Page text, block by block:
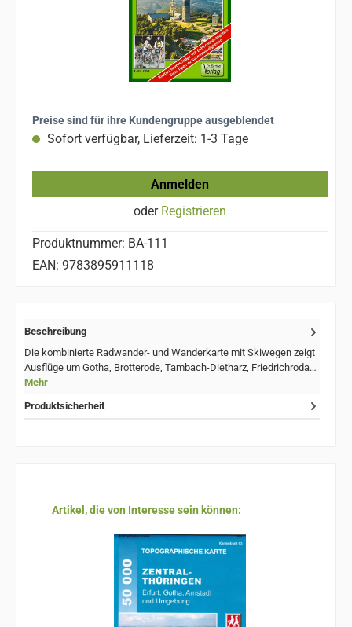
Preise sind für ihre Kundengruppe ausgeblendet
Sofort verfügbar, Lieferzeit: 1-3 Tage
Anmelden
oder Registrieren
Produktnummer: BA-111
EAN: 9783895911118
Beschreibung
Die kombinierte Radwander- und Wanderkarte mit Skiwegen zeigt
Ausflüge um Gotha, Brotterode, Tambach-Dietharz, Friedrichroda…
Mehr
Produktsicherheit
Produktgalerie überspringen
Artikel, die von Interesse sein können: